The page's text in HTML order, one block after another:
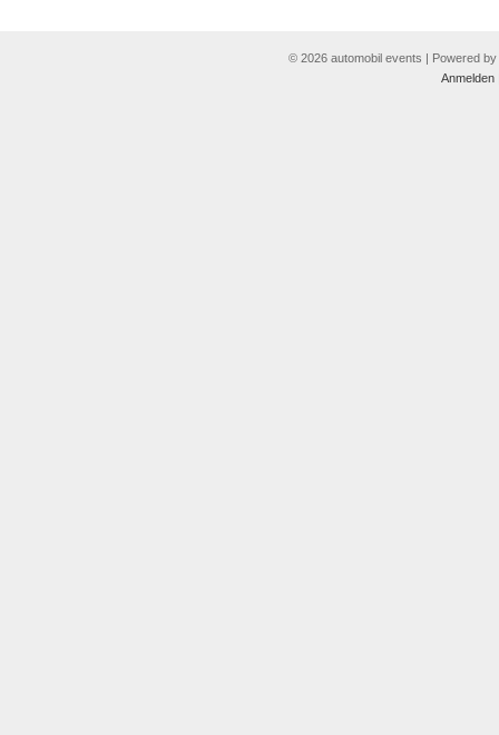
© 2026 automobil events | Powered by
Anmelden|